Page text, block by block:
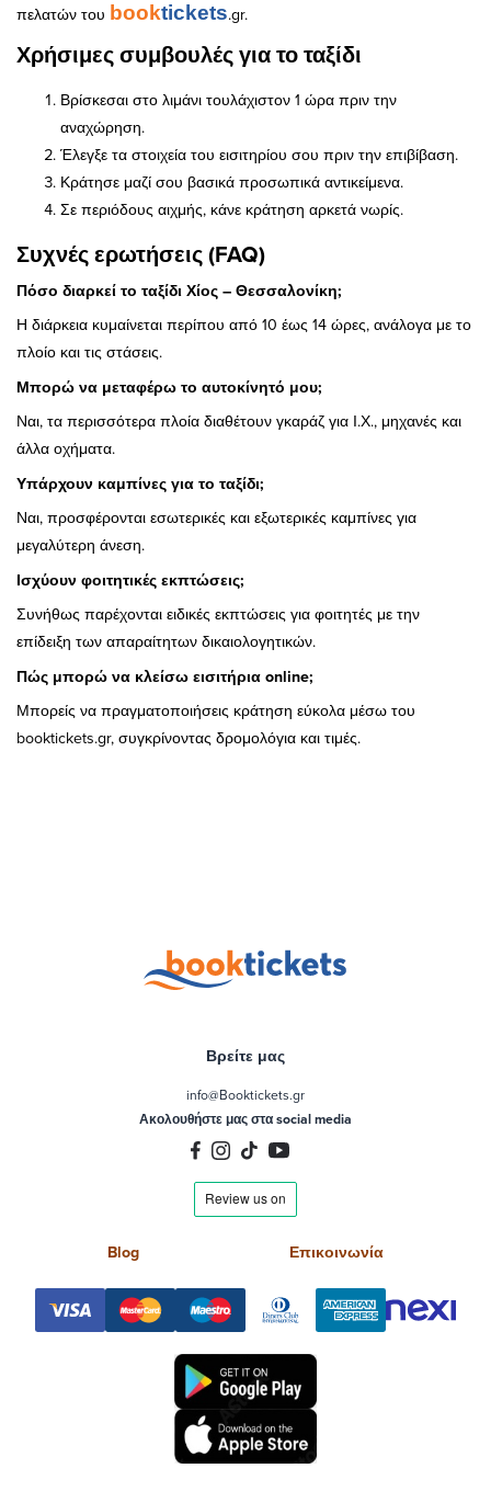
πελατών του booktickets.gr.
Χρήσιμες συμβουλές για το ταξίδι
Βρίσκεσαι στο λιμάνι τουλάχιστον 1 ώρα πριν την
αναχώρηση.
Έλεγξε τα στοιχεία του εισιτηρίου σου πριν την επιβίβαση.
Κράτησε μαζί σου βασικά προσωπικά αντικείμενα.
Σε περιόδους αιχμής, κάνε κράτηση αρκετά νωρίς.
Συχνές ερωτήσεις (FAQ)
Πόσο διαρκεί το ταξίδι Χίος – Θεσσαλονίκη;
Η διάρκεια κυμαίνεται περίπου από 10 έως 14 ώρες, ανάλογα με το
πλοίο και τις στάσεις.
Μπορώ να μεταφέρω το αυτοκίνητό μου;
Ναι, τα περισσότερα πλοία διαθέτουν γκαράζ για Ι.Χ., μηχανές και
άλλα οχήματα.
Υπάρχουν καμπίνες για το ταξίδι;
Ναι, προσφέρονται εσωτερικές και εξωτερικές καμπίνες για
μεγαλύτερη άνεση.
Ισχύουν φοιτητικές εκπτώσεις;
Συνήθως παρέχονται ειδικές εκπτώσεις για φοιτητές με την
επίδειξη των απαραίτητων δικαιολογητικών.
Πώς μπορώ να κλείσω εισιτήρια online;
Μπορείς να πραγματοποιήσεις κράτηση εύκολα μέσω του
booktickets.gr, συγκρίνοντας δρομολόγια και τιμές.
Βρείτε μας
info@Booktickets.gr
Ακολουθήστε μας στα social media
Blog Επικοινωνία